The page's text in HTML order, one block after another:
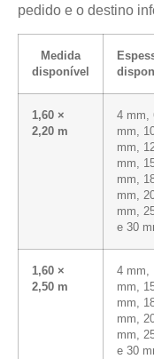
pedido e o destino
Medida
disponível
1,60 ×
2,20 m
4 mm,
mm,
mm,
mm,
mm,
mm,
mm,
e 30
1,60 ×
2,50 m
4 mm,
mm,
mm,
mm,
mm,
e 30